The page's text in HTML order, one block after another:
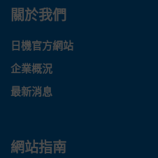
關於我們
日機官方網站
企業概況
最新消息
網站指南